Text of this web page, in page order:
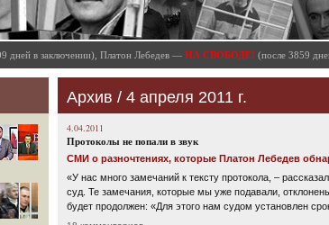
дней в заключении), Платон Лебедев — НА СВОБОДЕ! (после 3859
Архив / 4 апреля 2011 г.
4.04.2011
Протоколы не попали в звук
СМИ о разночтениях, которые Платон Лебедев
«У нас много замечаний к тексту протокола, –
суд. Те замечания, которые мы уже подавали,
будет продолжен: «Для этого нам судом установлен